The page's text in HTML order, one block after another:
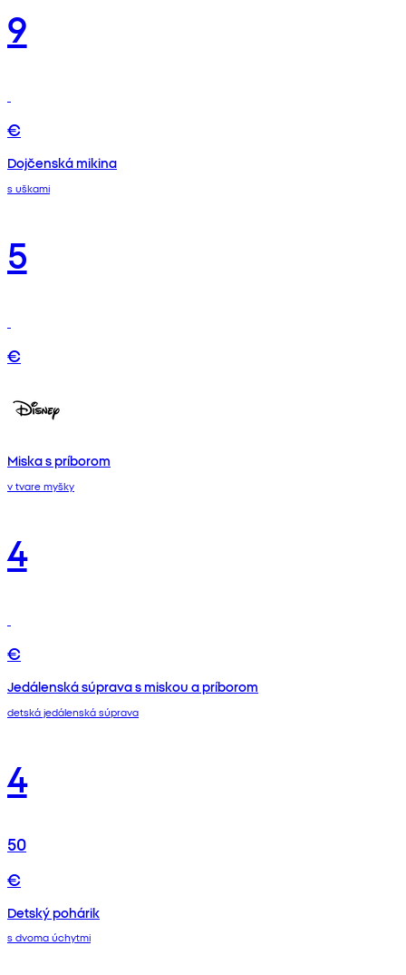
9
€
Dojčenská mikina
s uškami
5
€
Miska s príborom
v tvare myšky
4
€
Jedálenská súprava s miskou a príborom
detská jedálenská súprava
4
50
€
Detský pohárik
s dvoma úchytmi